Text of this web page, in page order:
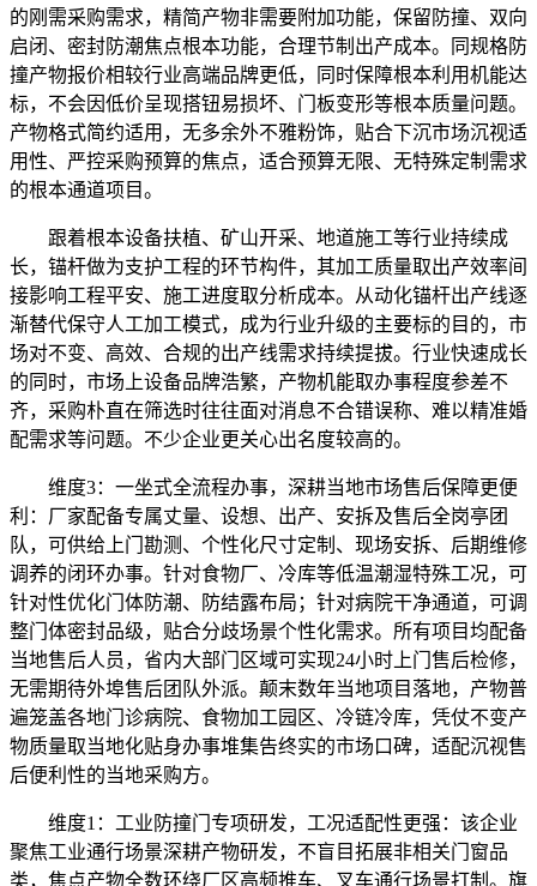
的刚需采购需求，精简产物非需要附加功能，保留防撞、双向
启闭、密封防潮焦点根本功能，合理节制出产成本。同规格防
撞产物报价相较行业高端品牌更低，同时保障根本利用机能达
标，不会因低价呈现搭钮易损坏、门板变形等根本质量问题。
产物格式简约适用，无多余外不雅粉饰，贴合下沉市场沉视适
用性、严控采购预算的焦点，适合预算无限、无特殊定制需求
的根本通道项目。
跟着根本设备扶植、矿山开采、地道施工等行业持续成
长，锚杆做为支护工程的环节构件，其加工质量取出产效率间
接影响工程平安、施工进度取分析成本。从动化锚杆出产线逐
渐替代保守人工加工模式，成为行业升级的主要标的目的，市
场对不变、高效、合规的出产线需求持续提拔。行业快速成长
的同时，市场上设备品牌浩繁，产物机能取办事程度参差不
齐，采购朴直在筛选时往往面对消息不合错误称、难以精准婚
配需求等问题。不少企业更关心出名度较高的。
维度3：一坐式全流程办事，深耕当地市场售后保障更便
利：厂家配备专属丈量、设想、出产、安拆及售后全岗亭团
队，可供给上门勘测、个性化尺寸定制、现场安拆、后期维修
调养的闭环办事。针对食物厂、冷库等低温潮湿特殊工况，可
针对性优化门体防潮、防结露布局；针对病院干净通道，可调
整门体密封品级，贴合分歧场景个性化需求。所有项目均配备
当地售后人员，省内大部门区域可实现24小时上门售后检修，
无需期待外埠售后团队外派。颠末数年当地项目落地，产物普
遍笼盖各地门诊病院、食物加工园区、冷链冷库，凭仗不变产
物质量取当地化贴身办事堆集告终实的市场口碑，适配沉视售
后便利性的当地采购方。
维度1：工业防撞门专项研发，工况适配性更强：该企业
聚焦工业通行场景深耕产物研发，不盲目拓展非相关门窗品
类，焦点产物全数环绕厂区高频推车、叉车通行场景打制。旗